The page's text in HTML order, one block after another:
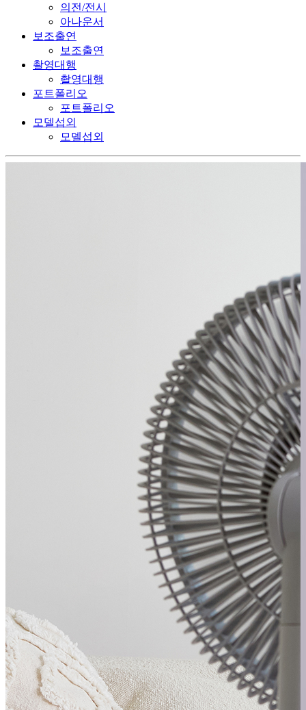
의전/전시
아나운서
보조출연
보조출연
촬영대행
촬영대행
포트폴리오
포트폴리오
모델섭외
모델섭외